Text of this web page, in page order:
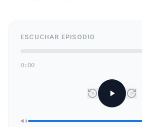
ESCUCHAR EPISODIO
0:00
15 30